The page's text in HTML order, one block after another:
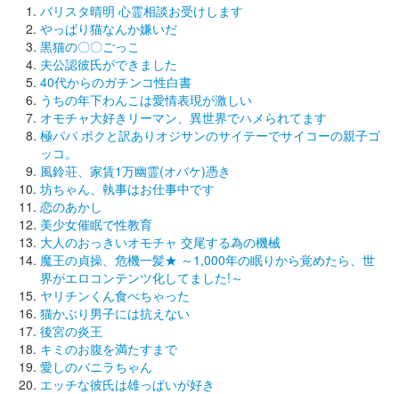
バリスタ晴明 心霊相談お受けします
やっぱり猫なんか嫌いだ
黒猫の〇〇ごっこ
夫公認彼氏ができました
40代からのガチンコ性白書
うちの年下わんこは愛情表現が激しい
オモチャ大好きリーマン、異世界でハメられてます
極パパ ボクと訳ありオジサンのサイテーでサイコーの親子ゴ
ッコ。
風鈴荘、家賃1万幽霊(オバケ)憑き
坊ちゃん、執事はお仕事中です
恋のあかし
美少女催眠で性教育
大人のおっきいオモチャ 交尾する為の機械
魔王の貞操、危機一髪★ ～1,000年の眠りから覚めたら、世
界がエロコンテンツ化してました!～
ヤリチンくん食べちゃった
猫かぶり男子には抗えない
後宮の炎王
キミのお腹を満たすまで
愛しのバニラちゃん
エッチな彼氏は雄っぱいが好き